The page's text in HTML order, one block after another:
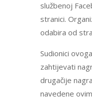
službenoj
stranici.
odabira od
Sudionici
zahtijevati
drugačije
navedene